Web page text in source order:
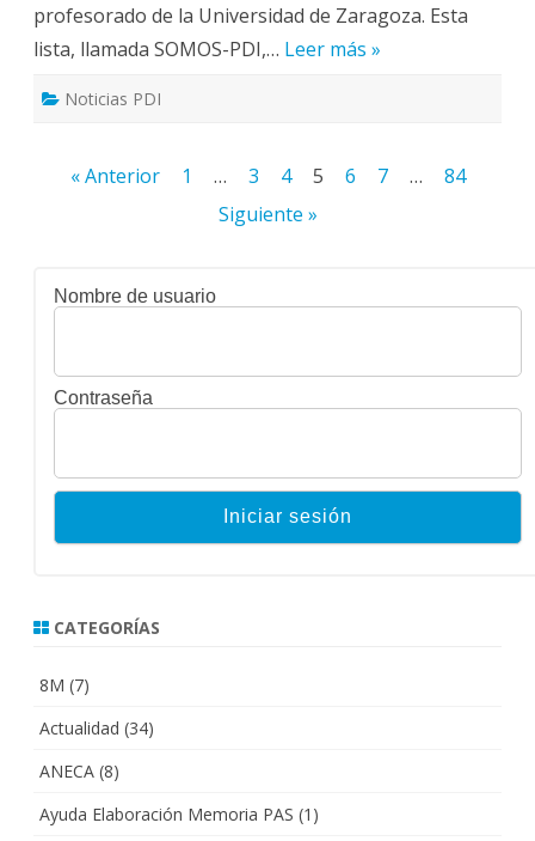
profesorado de la Universidad de Zaragoza. Esta
lista, llamada SOMOS-PDI,… Leer más »
Noticias PDI
Paginación
« Anterior 1 … 3 4 5 6 7 …
84
Siguiente »
Nombre de usuario
Contraseña
CATEGORÍAS
8M (7)
Actualidad (34)
ANECA (8)
Ayuda Elaboración Memoria PAS (1)